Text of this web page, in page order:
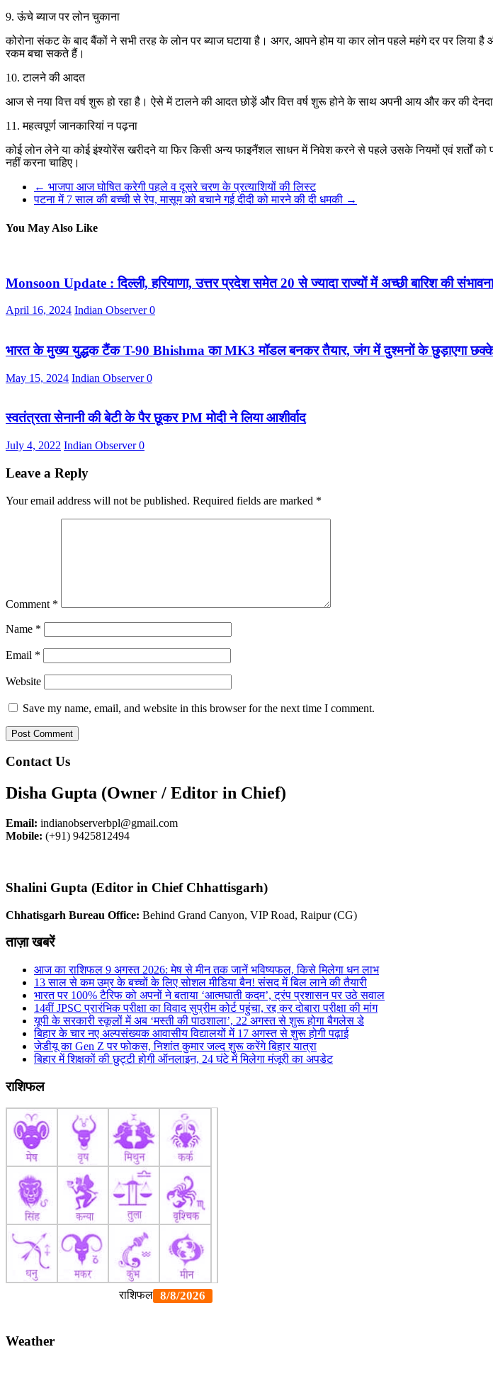
9. ऊंचे ब्याज पर लोन चुकाना
कोरोना संकट के बाद बैंकों ने सभी तरह के लोन पर ब्याज घटाया है। अगर, आपने होम या कार लोन पहले महंगे दर पर
रकम बचा सकते हैं।
10. टालने की आदत
आज से नया वित्त वर्ष शुरू हो रहा है। ऐसे में टालने की आदत छोड़ें औैर वित्त वर्ष शुरू होने के साथ अपनी आय और कर की
11. महत्वपूर्ण जानकारियां न पढ़ना
कोई लोन लेने या कोई इंश्योरेंस खरीदने या फिर किसी अन्य फाइनैंशल साधन में निवेश करने से पहले उसके नियमों एवं शर्तों
नहीं करना चाहिए।
← भाजपा आज घोषित करेगी पहले व दूसरे चरण के प्रत्याशियों की लिस्ट
पटना में 7 साल की बच्ची से रेप, मासूम को बचाने गई दीदी को मारने की दी धमकी →
You May Also Like
Monsoon Update : दिल्ली, हरियाणा, उत्तर प्रदेश समेत 20 से ज्यादा राज्यों में अच्छी बारिश की संभावना
April 16, 2024 Indian Observer0
भारत के मुख्य युद्धक टैंक T-90 Bhishma का MK3 मॉडल बनकर तैयार, जंग में दुश्मनों के छुड़ाएगा
May 15, 2024 Indian Observer0
स्वतंत्रता सेनानी की बेटी के पैर छूकर PM मोदी ने लिया आशीर्वाद
July 4, 2022 Indian Observer0
Leave a Reply
Your email address will not be published. Required fields are marked *
Comment *
Name *
Email *
Website
Save my name, email, and website in this browser for the next time I comment.
Contact Us
Disha Gupta (Owner / Editor in Chief)
Email: indianobserverbpl@gmail.com
Mobile: (+91) 9425812494
Shalini Gupta (Editor in Chief Chhattisgarh)
Chhatisgarh Bureau Office: Behind Grand Canyon, VIP Road, Raipur (CG)
ताज़ा खबरें
आज का राशिफल 9 अगस्त 2026: मेष से मीन तक जानें भविष्यफल, किसे मिलेगा धन लाभ
13 साल से कम उम्र के बच्चों के लिए सोशल मीडिया बैन! संसद में बिल लाने की तैयारी
भारत पर 100% टैरिफ को अपनों ने बताया ‘आत्मघाती कदम’, ट्रंप प्रशासन पर उठे सवाल
14वीं JPSC प्रारंभिक परीक्षा का विवाद सुप्रीम कोर्ट पहुंचा, रद्द कर दोबारा परीक्षा की मांग
यूपी के सरकारी स्कूलों में अब ‘मस्ती की पाठशाला’, 22 अगस्त से शुरू होगा बैगलेस डे
बिहार के चार नए अल्पसंख्यक आवासीय विद्यालयों में 17 अगस्त से शुरू होगी पढ़ाई
जेडीयू का Gen Z पर फोकस, निशांत कुमार जल्द शुरू करेंगे बिहार यात्रा
बिहार में शिक्षकों की छुट्टी होगी ऑनलाइन, 24 घंटे में मिलेगा मंजूरी का अपडेट
राशिफल
Weather